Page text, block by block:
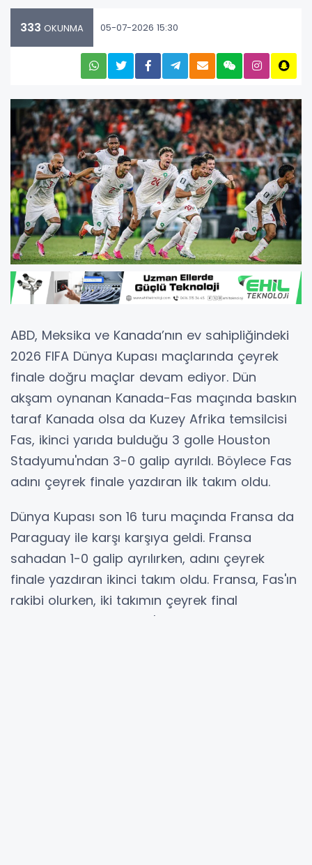
333 OKUNMA 05-07-2026 15:30
ABD, Meksika ve Kanada’nın ev sahipliğindeki
2026 FIFA Dünya Kupası maçlarında çeyrek
finale doğru maçlar devam ediyor. Dün
akşam oynanan Kanada-Fas maçında baskın
taraf Kanada olsa da Kuzey Afrika temsilcisi
Fas, ikinci yarıda bulduğu 3 golle Houston
Stadyumu'ndan 3-0 galip ayrıldı. Böylece Fas
adını çeyrek finale yazdıran ilk takım oldu.
Dünya Kupası son 16 turu maçında Fransa da
Paraguay ile karşı karşıya geldi. Fransa
sahadan 1-0 galip ayrılırken, adını çeyrek
finale yazdıran ikinci takım oldu. Fransa, Fas'ın
rakibi olurken, iki takımın çeyrek final
mücadelesi 9 Temmuz'da oynanacak.